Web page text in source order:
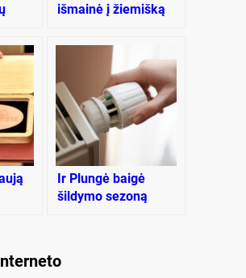
išmainė į žiemišką
Ir Plungė baigė
šildymo sezoną